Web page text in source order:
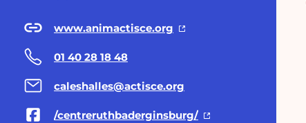
www.animactisce.org
01 40 28 18 48
caleshalles@actisce.org
/centreruthbaderginsburg/